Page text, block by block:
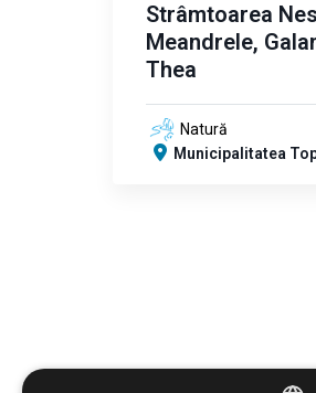
Strâmtoarea
Meandrele,
Thea
Natură
Municipalitatea